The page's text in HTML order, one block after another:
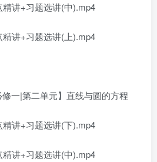
精讲+习题选讲(中).mp4
精讲+习题选讲(上).mp4
修一|第二单元】直线与圆的方程
精讲+习题选讲(下).mp4
精讲+习题选讲(中).mp4